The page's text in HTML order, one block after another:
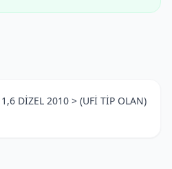
DİZEL 2010 > (UFİ TİP OLAN)